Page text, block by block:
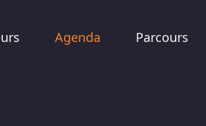
Agenda Parcours